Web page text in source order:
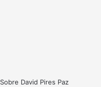
Sobre David Pires Paz